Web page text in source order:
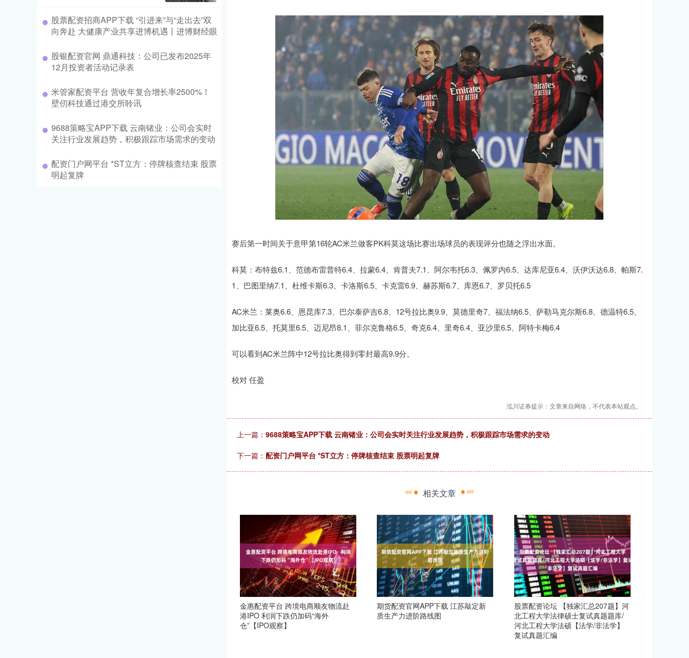
赛后第一时间关于意甲第16轮AC米兰做客PK科莫这场比赛出场球员的表现评分也随之浮出水面。
科莫：布特兹6.1、范德布雷普特6.4、拉蒙6.4、肯普夫7.1、阿尔韦托6.3、佩罗内6.5、达库尼亚6.4、沃伊沃达6.8、帕斯7.
1、巴图里纳7.1、杜维卡斯6.3、卡洛斯6.5、卡克雷6.9、赫苏斯6.7、库恩6.7、罗贝托6.5
AC米兰：莱奥6.6、恩昆库7.3、巴尔泰萨吉6.8、12号拉比奥9.9、莫德里奇7、福法纳6.5、萨勒马克尔斯6.8、德温特6.5、
加比亚6.5、托莫里6.5、迈尼昂8.1、菲尔克鲁格6.5、奇克6.4、里奇6.4、亚沙里6.5、阿特卡梅6.4
可以看到AC米兰阵中12号拉比奥得到零封最高9.9分。
校对 任盈
泓川证券提示：文章来自网络，不代表本站观点。
上一篇： 9688策略宝APP下载 云南锗业：公司会实时关注行业发展趋势，积极跟踪市场需求的变动
下一篇： 配资门户网平台 *ST立方：停牌核查结束 股票明起复牌
相关文章
金惠配资平台 跨境电商顺友物流赴
港IPO 利润下跌仍加码“海外
仓”【IPO观察】
期货配资官网APP下载 江苏敲定新
质生产力进阶路线图
股票配资论坛 【独家汇总207题】河
北工程大学法律硕士复试真题题库/
河北工程大学法硕【法学/非法学】
复试真题汇编
股票配资招商APP下载 “引进来”与“走出去”双
向奔赴 大健康产业共享进博机遇丨进博财经眼
股银配资官网 鼎通科技：公司已发布2025年
12月投资者活动记录表
米管家配资平台 营收年复合增长率2500%！
壁仞科技通过港交所聆讯
9688策略宝APP下载 云南锗业：公司会实时
关注行业发展趋势，积极跟踪市场需求的变动
配资门户网平台 *ST立方：停牌核查结束 股票
明起复牌